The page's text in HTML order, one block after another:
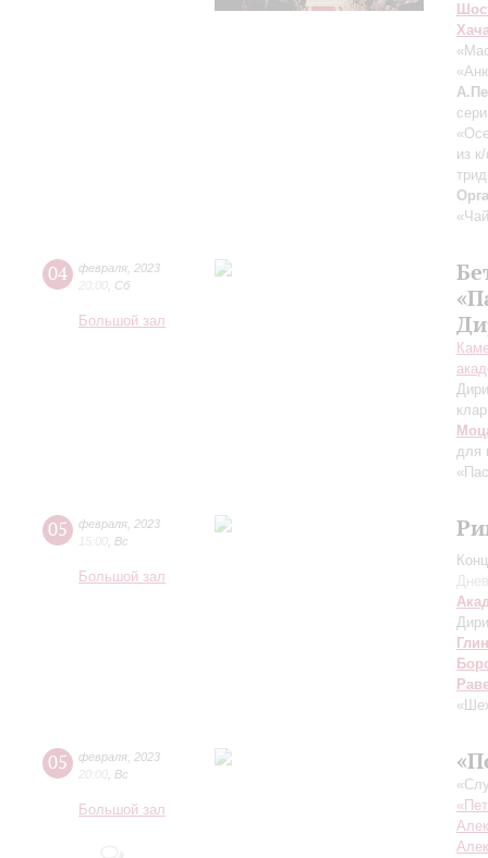
из
04 февраля 2023
20:00 Сб
Большой зал
для
05 февраля 2023
15:00 Вс
Большой зал
05 февраля 2023
20:00 Вс
Большой зал